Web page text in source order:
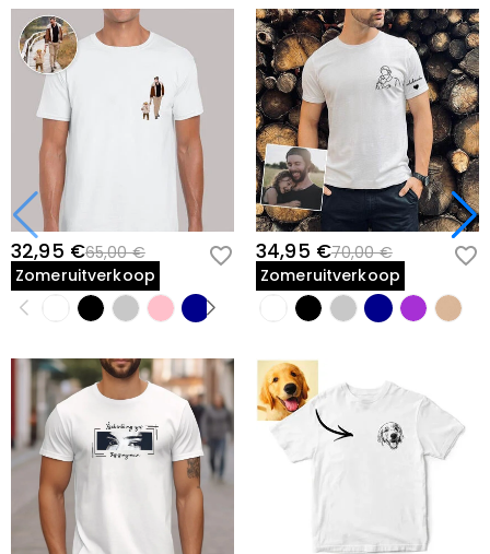
32,95 €65,00 €
Zomeruitverkoop
34,95 €70,00 €
Zomeruitverkoop